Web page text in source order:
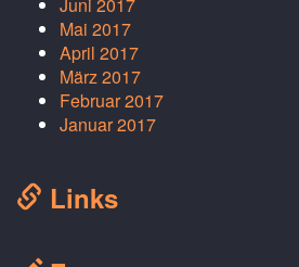
Juni 2017
Mai 2017
April 2017
März 2017
Februar 2017
Januar 2017
Links